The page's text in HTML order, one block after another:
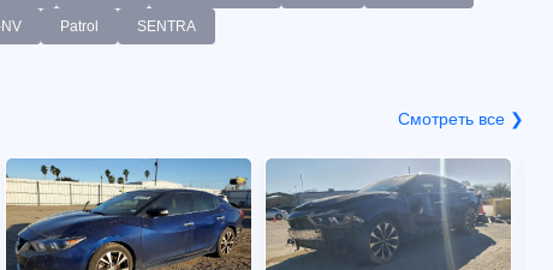
Patrol SENTRA
Смотреть все ❯